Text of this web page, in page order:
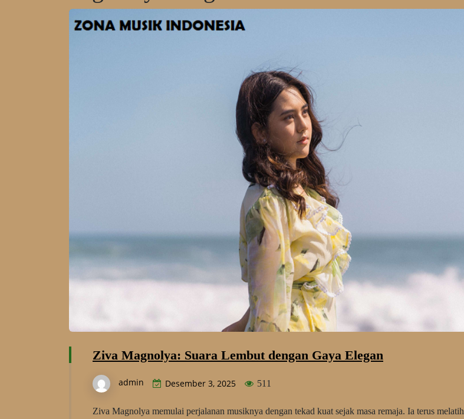
Ziva Magnolya: Suara Lembut dengan Gaya Elegan
admin Desember 3, 2025 511
Ziva Magnolya memulai perjalanan musiknya dengan tekad kuat sejak masa remaja. Ia terus melatih